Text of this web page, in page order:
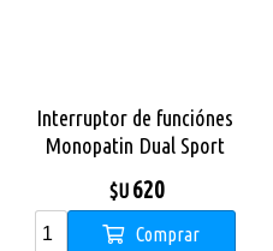
Interruptor de funciónes
Monopatin Dual Sport
$U 620
Comprar